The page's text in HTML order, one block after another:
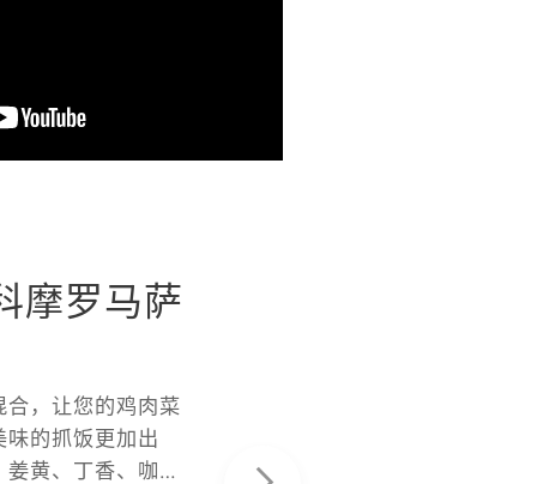
摩罗马萨
，让您的鸡肉菜
的抓饭更加出
黄、丁香、咖